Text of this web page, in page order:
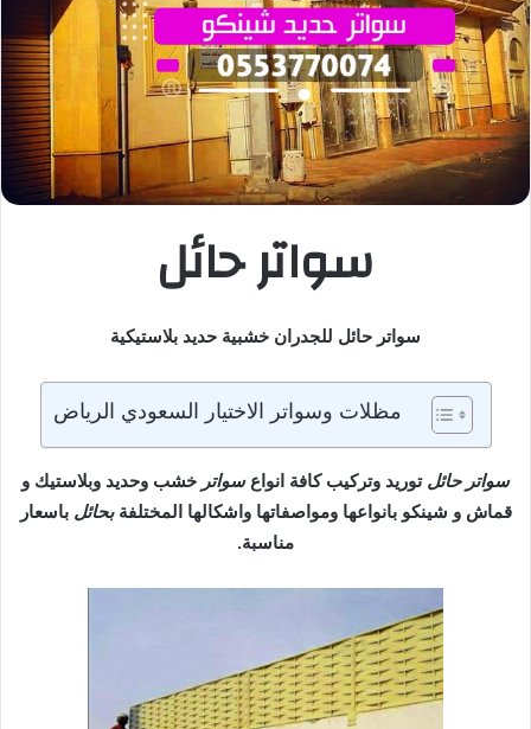
سواتر حائل
سواتر حائل للجدران خشبية حديد بلاستيكية
مظلات وسواتر الاختيار السعودي الرياض
سواتر حائل توريد وتركيب كافة انواعسواتر خشب وحديد وبلاستيك و
قماش و شينكو بانواعها ومواصفاتها واشكالها المختلفةبحائل باسعار
مناسبة.